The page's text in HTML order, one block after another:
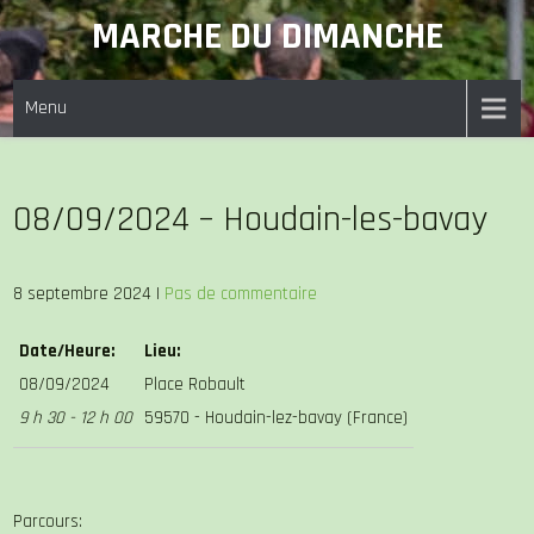
Skip
to
content
MARCHE DU DIMANCHE
Menu
08/09/2024 – Houdain-les-bavay
8 septembre 2024 | Pas de commentaire
Date/Heure:
08/09/2024
9 h 30 - 12 h 00
Lieu:
Place Robault
59570 - Houdain-lez-bavay (France)
Parcours: